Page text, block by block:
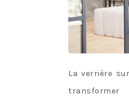
La verrière